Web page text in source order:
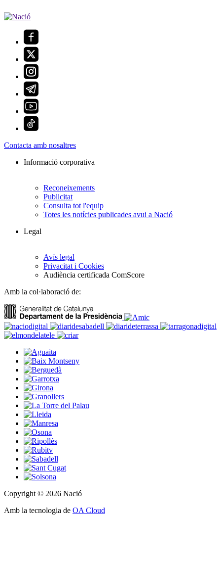
Contacta amb nosaltres
Informació corporativa
Reconeixements
Publicitat
Consulta tot l'equip
Totes les notícies publicades avui a Nació
Legal
Avís legal
Privacitat i Cookies
Audiència certificada ComScore
Amb la col·laboració de:
Copyright © 2026 Nació
Amb la tecnologia de OA Cloud